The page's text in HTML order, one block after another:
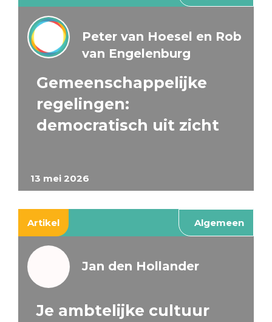
13 mei 2026
Peter van Hoesel en Rob
van Engelenburg
Gemeenschappelijke
regelingen:
democratisch uit zicht
Artikel Algemeen
Jan den Hollander
Je ambtelijke cultuur